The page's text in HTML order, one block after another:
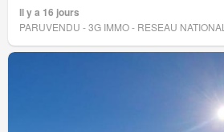
Il y a 16 jours
PARUVENDU - 3G IMMO - RESEAU NATIONAL